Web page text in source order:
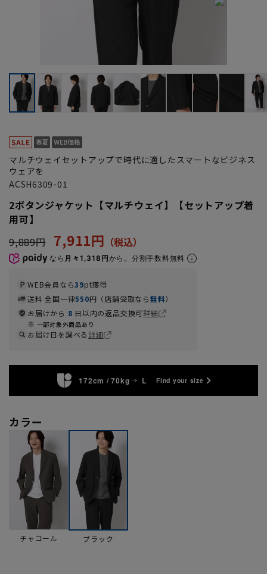
マルチウェイセットアップで時代に適したスマートなビジネス
ウェアを
ACSH6309-01
2ボタンジャケット【マルチウェイ】【セットアップ着
用可】
9,889円 7,911円
なら 月々1,318円から。分割手数料無料
WEB会員なら39pt獲得
送料 全国一律550円（店舗受取なら無料）
お届けから 8 日以内の返品交換可詳細
一部対象外商品あり
お届け日を調べる詳細
172cm / 70kg L Find your size
カラー
チャコール ブラック